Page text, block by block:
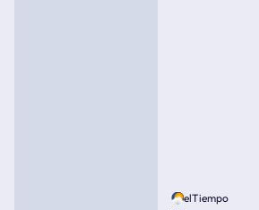
elTiempo